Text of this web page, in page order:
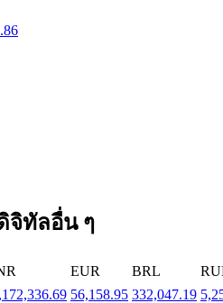
บโทเคนยอดนิยม
จิทัลอื่น ๆ
EUR BRL
56,158.95 332,047.19